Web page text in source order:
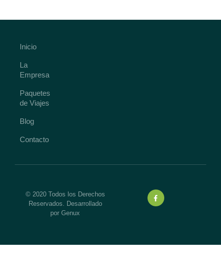
Inicio
La
Empresa
Paquetes
de Viajes
Blog
Contacto
© 2020 Todos los Derechos
Reservados. Desarrollado
por Genux